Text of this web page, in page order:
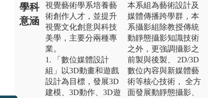
學科
意涵
視覺藝術學系培養藝
術創作人才，並提升
視覺文化創意與科技
美學，主要分兩種專
業。
1. 「數位媒體設計
組」以3D動畫和遊戲
設計為目標，發展3D
建模、3D動作、3D遊
本系組為藝術設計及
媒體傳播跨學群，本
系攝影組除教授傳統
動靜態攝影知識技術
之外，更強調攝影之
前製與後製、 2D/3D
數位內容與新媒體藝
術等核心技術， 全方
面發展動靜態攝影、